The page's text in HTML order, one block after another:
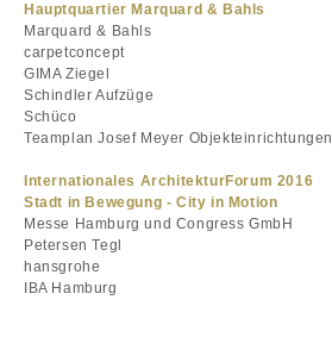
Hauptquartier Marquard & Bahls
Marquard & Bahls
carpetconcept
GIMA Ziegel
Schindler Aufzüge
Schüco
Teamplan Josef Meyer Objekteinrichtungen
Internationales ArchitekturForum 2016
Stadt in Bewegung - City in Motion
Messe Hamburg und Congress GmbH
Petersen Tegl
hansgrohe
IBA Hamburg